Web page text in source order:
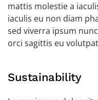
mattis molestie a
iaculis eu non diam
sed viverra ipsum
orci sagittis eu
Sustainability